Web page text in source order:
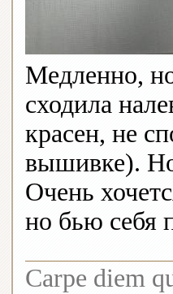
Медленно,
сходила
красен, не
вышивке).
Очень
но бью себя
Carpe diem